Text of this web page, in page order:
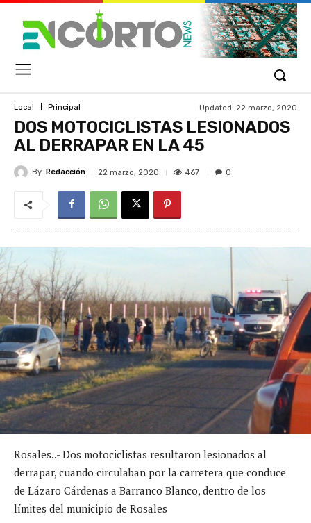
Local Principal Updated: 22 marzo, 2020
DOS MOTOCICLISTAS LESIONADOS
AL DERRAPAR EN LA 45
By Redacción 22 marzo, 2020 467 0
Rosales..- Dos motociclistas resultaron lesionados al
derrapar, cuando circulaban por la carretera que conduce
de Lázaro Cárdenas a Barranco Blanco, dentro de los
límites del municipio de Rosales